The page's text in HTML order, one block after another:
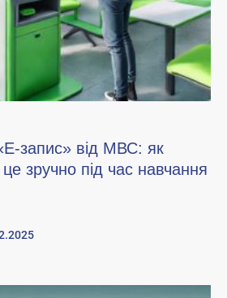
запис» від МВС: як
зручно під час навчання